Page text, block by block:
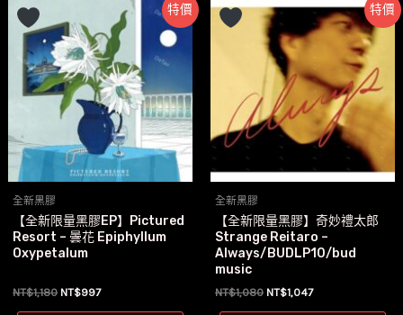
特價
全新黑膠
【全新限量黑膠EP】Pictured
Resort – 曇花 Epiphyllum
Oxypetalum
NT$1,180 原
NT$997目
特價
全新黑膠
【全新限量黑膠】奇妙禮太郎
Strange Reitaro –
Always/BUDLP10/bud
music
NT$1,080 原
NT$1,047目